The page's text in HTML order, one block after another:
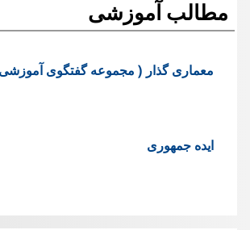
مطالب آموزشی
معماری گذار ( مجموعه گفتگوی
ایده جمهوری